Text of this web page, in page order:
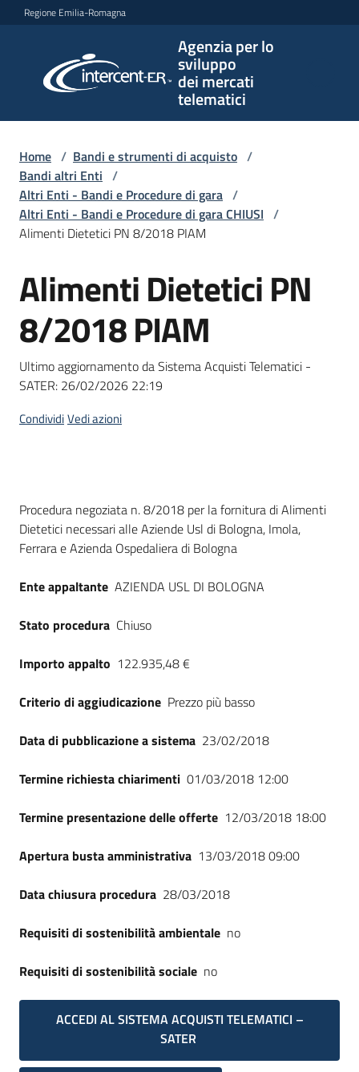
Vai al contenuto
Vai alla navigazione
Vai al footer
Regione Emilia-Romagna
Agenzia per lo
sviluppo
dei mercati
telematici
per lo
sviluppo
telematici
L'Agenzia
Bandi
strumenti
acquisto
telematiche
English
site
su
Home / Bandi e strumenti di acquisto /
Bandi altri Enti /
Altri Enti - Bandi e Procedure di gara /
Altri Enti - Bandi e Procedure di gara CHIUSI /
Alimenti Dietetici PN 8/2018 PIAM
Salta al contenuto
Alimenti Dietetici PN
8/2018 PIAM
Ultimo aggiornamento da Sistema Acquisti Telematici -
SATER: 26/02/2026 22:19
CondividiVedi azioni
Dati del bando
Procedura negoziata n. 8/2018 per la fornitura di Alimenti
Dietetici necessari alle Aziende Usl di Bologna, Imola,
Ferrara e Azienda Ospedaliera di Bologna
Ente appaltante AZIENDA USL DI BOLOGNA
Stato procedura Chiuso
Importo appalto 122.935,48 €
Criterio di aggiudicazione Prezzo più basso
Data di pubblicazione a sistema 23/02/2018
Termine richiesta chiarimenti 01/03/2018 12:00
Termine presentazione delle offerte 12/03/2018 18:00
Apertura busta amministrativa 13/03/2018 09:00
Data chiusura procedura 28/03/2018
Requisiti di sostenibilità ambientale no
Requisiti di sostenibilità sociale no
ACCEDI AL SISTEMA ACQUISTI TELEMATICI –
SATER